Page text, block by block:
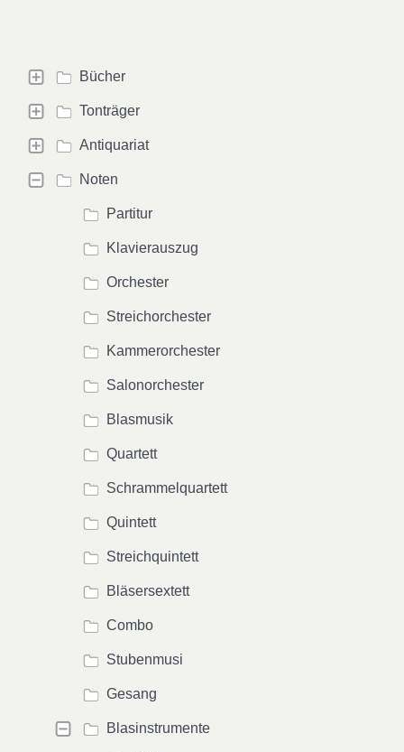
Bücher
Tonträger
Antiquariat
Noten
Partitur
Klavierauszug
Orchester
Streichorchester
Kammerorchester
Salonorchester
Blasmusik
Quartett
Schrammelquartett
Quintett
Streichquintett
Bläsersextett
Combo
Stubenmusi
Gesang
Blasinstrumente